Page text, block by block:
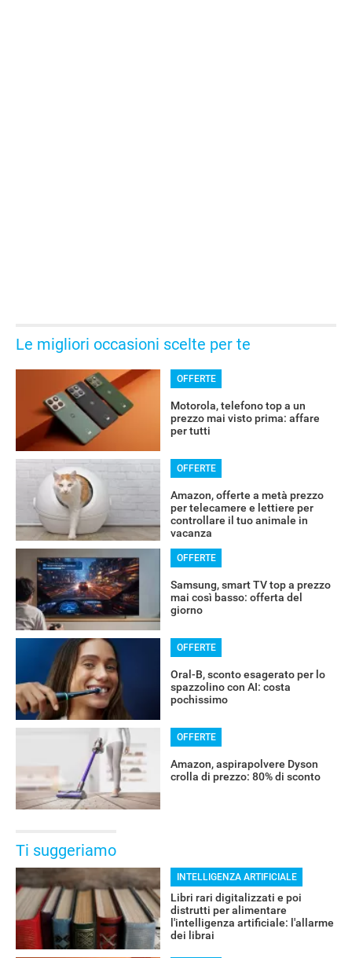
OFFERTE
Le migliori occasioni scelte per te
OFFERTE
Motorola, telefono top a un
prezzo mai visto prima: affare
per tutti
OFFERTE
Amazon, offerte a metà prezzo
per telecamere e lettiere per
controllare il tuo animale in
vacanza
OFFERTE
Samsung, smart TV top a prezzo
mai così basso: offerta del
giorno
OFFERTE
Oral-B, sconto esagerato per lo
spazzolino con AI: costa
pochissimo
OFFERTE
Amazon, aspirapolvere Dyson
crolla di prezzo: 80% di sconto
Ti suggeriamo
INTELLIGENZA ARTIFICIALE
Libri rari digitalizzati e poi
distrutti per alimentare
l'intelligenza artificiale: l'allarme
dei librai